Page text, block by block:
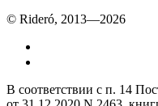
© Rideró, 2013—2026
В соответствии с п. 14